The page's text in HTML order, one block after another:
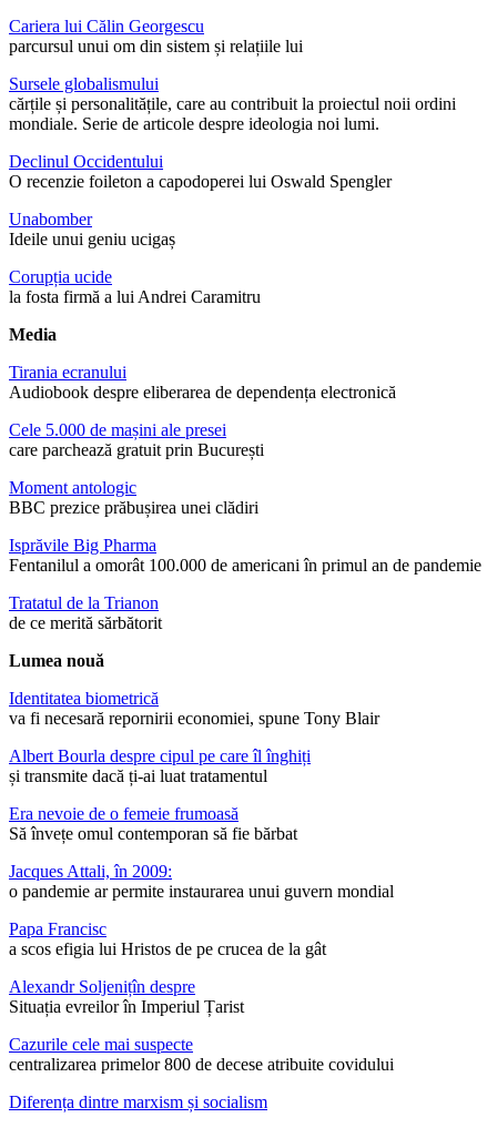
Cariera lui Călin Georgescu
parcursul unui om din sistem și relațiile lui
Sursele globalismului
cărțile și personalitățile, care au contribuit la proiectul noii ordini
mondiale. Serie de articole despre ideologia noi lumi.
Declinul Occidentului
O recenzie foileton a capodoperei lui Oswald Spengler
Unabomber
Ideile unui geniu ucigaș
Corupția ucide
la fosta firmă a lui Andrei Caramitru
Media
Tirania ecranului
Audiobook despre eliberarea de dependența electronică
Cele 5.000 de mașini ale presei
care parchează gratuit prin București
Moment antologic
BBC prezice prăbușirea unei clădiri
Isprăvile Big Pharma
Fentanilul a omorât 100.000 de americani în primul an de pandemie
Tratatul de la Trianon
de ce merită sărbătorit
Lumea nouă
Identitatea biometrică
va fi necesară repornirii economiei, spune Tony Blair
Albert Bourla despre cipul pe care îl înghiți
și transmite dacă ți-ai luat tratamentul
Era nevoie de o femeie frumoasă
Să învețe omul contemporan să fie bărbat
Jacques Attali, în 2009:
o pandemie ar permite instaurarea unui guvern mondial
Papa Francisc
a scos efigia lui Hristos de pe crucea de la gât
Alexandr Soljenițîn despre
Situația evreilor în Imperiul Țarist
Cazurile cele mai suspecte
centralizarea primelor 800 de decese atribuite covidului
Diferența dintre marxism și socialism